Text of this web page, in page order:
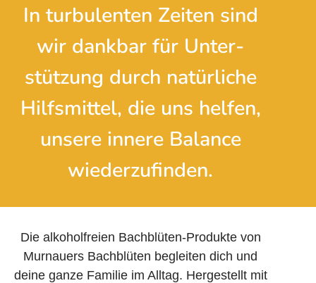
In turbulenten Zeiten sind
wir dankbar für Unter­
stützung durch natürliche
Hilfsmittel, die uns helfen,
unsere innere Balance
wieder­zufinden.
Die alkoholfreien Bachblüten-Produkte von
Murnauers Bachblüten begleiten dich und
deine ganze Familie im Alltag. Hergestellt mit